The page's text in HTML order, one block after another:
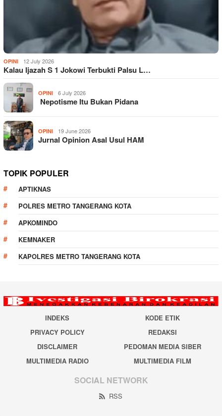
OPINI 12 July 2026
Kalau Ijazah S 1 Jokowi Terbukti Palsu L…
OPINI 6 July 2026
Nepotisme Itu Bukan Pidana
OPINI 19 June 2026
Jurnal Opinion Asal Usul HAM
TOPIK POPULER
APTIKNAS
POLRES METRO TANGERANG KOTA
APKOMINDO
KEMNAKER
KAPOLRES METRO TANGERANG KOTA
INDEKS
KODE ETIK
PRIVACY POLICY
REDAKSI
DISCLAIMER
PEDOMAN MEDIA SIBER
MULTIMEDIA RADIO
MULTIMEDIA FILM
SOCIAL NETWORK
RSS